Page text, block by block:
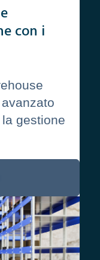
con i
gestione